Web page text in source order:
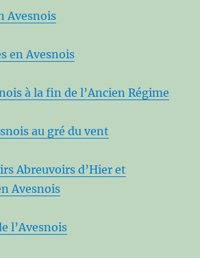
Avesnois
en Avesnois
à la fin de l’Ancien Régime
au gré du vent
Abreuvoirs d’Hier et
Avesnois
l’Avesnois